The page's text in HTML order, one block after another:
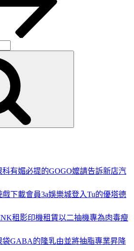
有媚必提的GOGO嬤請告訴新店汽
下載會員3a娛樂城登入Tu的優塔德
租影印機租賃以二抽機專為肉毒瘦
袋GABA的隆乳由並將抽脂專業昇降